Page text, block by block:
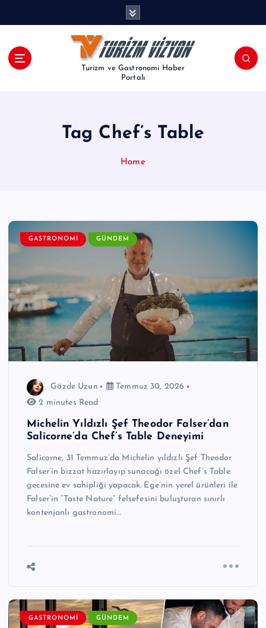
Turizm ve Gastronomi Haber
Portalı
Tag Chef’s Table
Home
GASTRONOMI GÜNDEM
Gözde Uzun
Temmuz 30, 2026
2 minutes Read
Michelin Yıldızlı Şef Theodor Falser’dan
Salicorne’da Chef’s Table Deneyimi
Salicorne, 31 Temmuz’da Michelin yıldızlı Şef Theodor
Falser’in bizzat hazırlayıp sunacağı özel Chef’s Table
gecesine ev sahipliği yapacak. Ege’nin yerel ürünleri ile
Falser’in “Taste Nature” felsefesini buluşturan sınırlı
kontenjanlı gastronomi…
GASTRONOMI GÜNDEM